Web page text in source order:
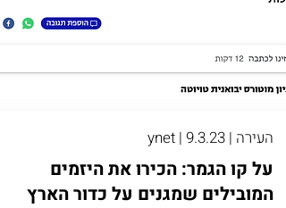
העירה | ynet | 9.3.23
על קו הגמר: הכירו את היזמים
המובילים שמגנים על כדור הארץ